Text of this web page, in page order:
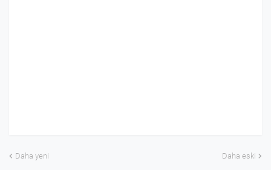
Daha yeni Daha eski